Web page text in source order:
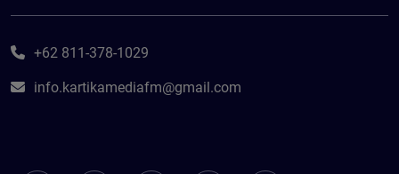
+62 811-378-1029
info.kartikamediafm@gmail.com